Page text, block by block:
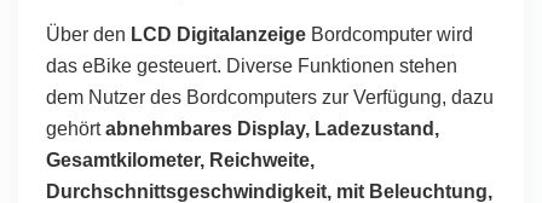
Über den LCD DigitalanzeigeBordcomputer wird
das eBike gesteuert. Diverse Funktionen stehen
dem Nutzer des Bordcomputers zur Verfügung, dazu
gehörtabnehmbares Display, Ladezustand,
Gesamtkilometer, Reichweite,
Durchschnittsgeschwindigkeit, mit Beleuchtung,